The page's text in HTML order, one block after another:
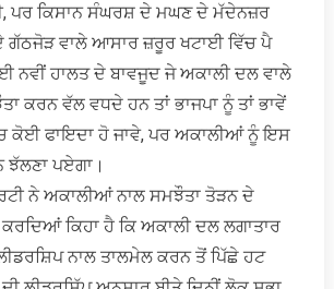
ਪਰ ਕਿਸਾਨ ਸੰਘਰਸ਼ ਦੇ ਮਘਣ ਦੇ ਮੱਦੇਨਜ਼ਰ
ਗੱਠਜੋੜ ਵਾਲੇ ਆਸਾਰ ਜ਼ਰੂਰ ਖਟਾਈ ਵਿੱਚ ਪੈ
ਨਵੀਂ ਹਾਲਤ ਦੇ ਬਾਵਜੂਦ ਜੇ ਅਕਾਲੀ ਦਲ ਵਾਲੇ
ਕਰਨ ਵੱਲ ਵਧਦੇ ਹਨ ਤਾਂ ਭਾਜਪਾ ਨੂੰ ਤਾਂ ਭਾਵੇਂ
ਕੋਈ ਫਾਇਦਾ ਹੋ ਜਾਵੇ, ਪਰ ਅਕਾਲੀਆਂ ਨੂੰ ਇਸ
ਝੱਲਣਾ ਪਏਗਾ।
ਨੇ ਅਕਾਲੀਆਂ ਨਾਲ ਸਮਝੌਤਾ ਤੋੜਨ ਦੇ
ਕਰਦਿਆਂ ਕਿਹਾ ਹੈ ਕਿ ਅਕਾਲੀ ਦਲ ਲਗਾਤਾਰ
ਨਾਲ ਤਾਲਮੇਲ ਕਰਨ ਤੋਂ ਪਿੱਛੇ ਹਟ